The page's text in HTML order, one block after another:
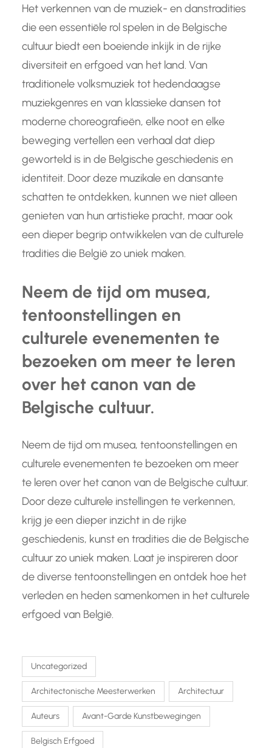
Het verkennen van de muziek- en danstradities
die een essentiële rol spelen in de Belgische
cultuur biedt een boeiende inkijk in de rijke
diversiteit en erfgoed van het land. Van
traditionele volksmuziek tot hedendaagse
muziekgenres en van klassieke dansen tot
moderne choreografieën, elke noot en elke
beweging vertellen een verhaal dat diep
geworteld is in de Belgische geschiedenis en
identiteit. Door deze muzikale en dansante
schatten te ontdekken, kunnen we niet alleen
genieten van hun artistieke pracht, maar ook
een dieper begrip ontwikkelen van de culturele
tradities die België zo uniek maken.
Neem de tijd om musea,
tentoonstellingen en
culturele evenementen te
bezoeken om meer te leren
over het canon van de
Belgische cultuur.
Neem de tijd om musea, tentoonstellingen en
culturele evenementen te bezoeken om meer
te leren over het canon van de Belgische cultuur.
Door deze culturele instellingen te verkennen,
krijg je een dieper inzicht in de rijke
geschiedenis, kunst en tradities die de Belgische
cultuur zo uniek maken. Laat je inspireren door
de diverse tentoonstellingen en ontdek hoe het
verleden en heden samenkomen in het culturele
erfgoed van België.
Uncategorized
Architectonische Meesterwerken Architectuur
Auteurs Avant-Garde Kunstbewegingen
Belgisch Erfgoed